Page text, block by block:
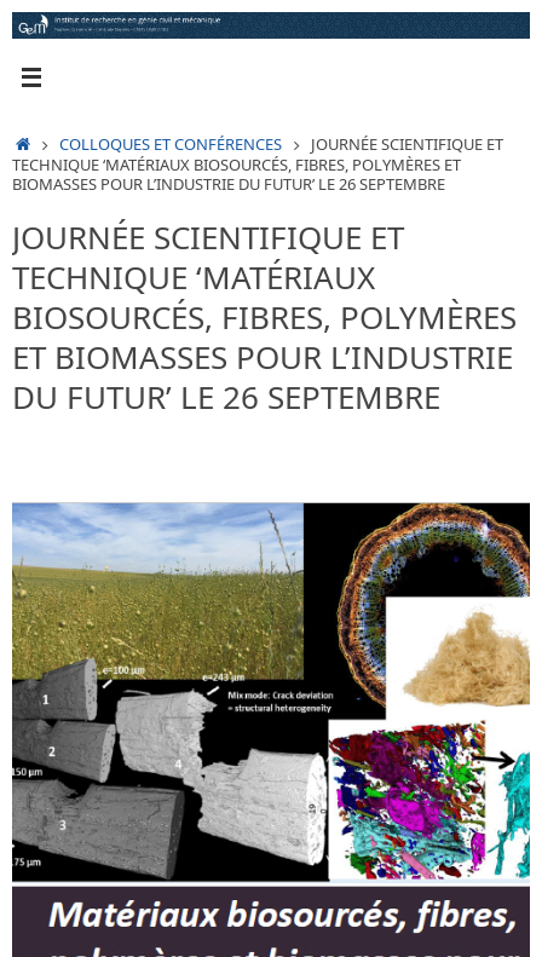
Passer
au
ACCUEIL
COLLOQUES ET CONFÉRENCES
JOURNÉE SCIENTIFIQUE ET
TECHNIQUE ‘MATÉRIAUX BIOSOURCÉS, FIBRES, POLYMÈRES ET
BIOMASSES POUR L’INDUSTRIE DU FUTUR’ LE 26 SEPTEMBRE
JOURNÉE SCIENTIFIQUE ET
TECHNIQUE ‘MATÉRIAUX
BIOSOURCÉS, FIBRES, POLYMÈRES
ET BIOMASSES POUR L’INDUSTRIE
DU FUTUR’ LE 26 SEPTEMBRE